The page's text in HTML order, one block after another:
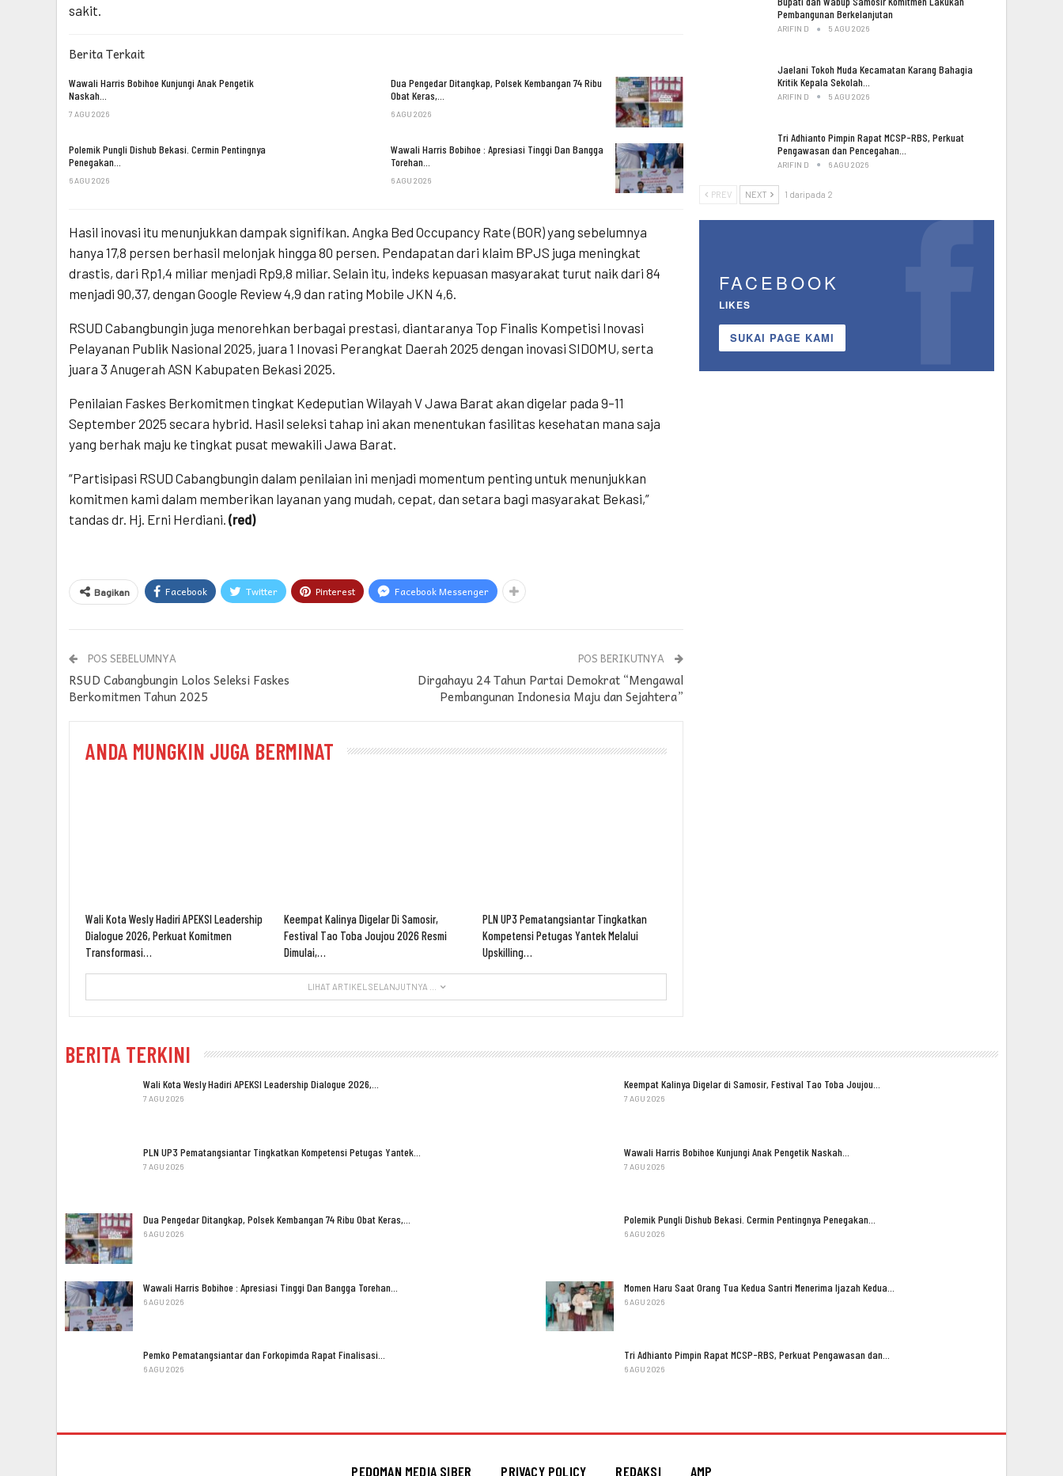
sakit.
Berita Terkait
Wawali Harris Bobihoe Kunjungi Anak Pengetik
Naskah…
7 AGU 2026
Dua Pengedar Ditangkap, Polsek Kembangan 74 Ribu
Obat Keras,…
6 AGU 2026
Polemik Pungli Dishub Bekasi. Cermin Pentingnya
Penegakan…
6 AGU 2026
Wawali Harris Bobihoe : Apresiasi Tinggi Dan Bangga
Torehan…
6 AGU 2026
Hasil inovasi itu menunjukkan dampak signifikan. Angka Bed Occupancy Rate (BOR) yang sebelumnya
hanya 17,8 persen berhasil melonjak hingga 80 persen. Pendapatan dari klaim BPJS juga meningkat
drastis, dari Rp1,4 miliar menjadi Rp9,8 miliar. Selain itu, indeks kepuasan masyarakat turut naik dari 84
menjadi 90,37, dengan Google Review 4,9 dan rating Mobile JKN 4,6.
RSUD Cabangbungin juga menorehkan berbagai prestasi, diantaranya Top Finalis Kompetisi Inovasi
Pelayanan Publik Nasional 2025, juara 1 Inovasi Perangkat Daerah 2025 dengan inovasi SIDOMU, serta
juara 3 Anugerah ASN Kabupaten Bekasi 2025.
Penilaian Faskes Berkomitmen tingkat Kedeputian Wilayah V Jawa Barat akan digelar pada 9–11
September 2025 secara hybrid. Hasil seleksi tahap ini akan menentukan fasilitas kesehatan mana saja
yang berhak maju ke tingkat pusat mewakili Jawa Barat.
“Partisipasi RSUD Cabangbungin dalam penilaian ini menjadi momentum penting untuk menunjukkan
komitmen kami dalam memberikan layanan yang mudah, cepat, dan setara bagi masyarakat Bekasi,”
tandas dr. Hj. Erni Herdiani. (red)
Bagikan Facebook Twitter Pinterest Facebook Messenger
POS SEBELUMNYA
RSUD Cabangbungin Lolos Seleksi Faskes
Berkomitmen Tahun 2025
POS BERIKUTNYA
Dirgahayu 24 Tahun Partai Demokrat “Mengawal
Pembangunan Indonesia Maju dan Sejahtera”
ANDA MUNGKIN JUGA BERMINAT
Wali Kota Wesly Hadiri APEKSI Leadership
Dialogue 2026, Perkuat Komitmen
Transformasi…
Keempat Kalinya Digelar Di Samosir,
Festival Tao Toba Joujou 2026 Resmi
Dimulai,…
PLN UP3 Pematangsiantar Tingkatkan
Kompetensi Petugas Yantek Melalui
Upskilling…
LIHAT ARTIKEL SELANJUTNYA ...
Pembangunan Berkelanjutan
ARIFIN D 5 AGU 2026
Jaelani Tokoh Muda Kecamatan Karang Bahagia
Kritik Kepala Sekolah…
ARIFIN D 5 AGU 2026
Tri Adhianto Pimpin Rapat MCSP-RBS, Perkuat
Pengawasan dan Pencegahan…
ARIFIN D 6 AGU 2026
PREV NEXT 1 daripada 2
FACEBOOK
LIKES
SUKAI PAGE KAMI
BERITA TERKINI
Wali Kota Wesly Hadiri APEKSI Leadership Dialogue 2026,…
7 AGU 2026
Keempat Kalinya Digelar di Samosir, Festival Tao Toba Joujou…
7 AGU 2026
PLN UP3 Pematangsiantar Tingkatkan Kompetensi Petugas Yantek…
7 AGU 2026
Wawali Harris Bobihoe Kunjungi Anak Pengetik Naskah…
7 AGU 2026
Dua Pengedar Ditangkap, Polsek Kembangan 74 Ribu Obat Keras,…
6 AGU 2026
Polemik Pungli Dishub Bekasi. Cermin Pentingnya Penegakan…
6 AGU 2026
Wawali Harris Bobihoe : Apresiasi Tinggi Dan Bangga Torehan…
6 AGU 2026
Momen Haru Saat Orang Tua Kedua Santri Menerima Ijazah Kedua…
6 AGU 2026
Pemko Pematangsiantar dan Forkopimda Rapat Finalisasi…
6 AGU 2026
Tri Adhianto Pimpin Rapat MCSP-RBS, Perkuat Pengawasan dan…
6 AGU 2026
PEDOMAN MEDIA SIBER PRIVACY POLICY REDAKSI AMP